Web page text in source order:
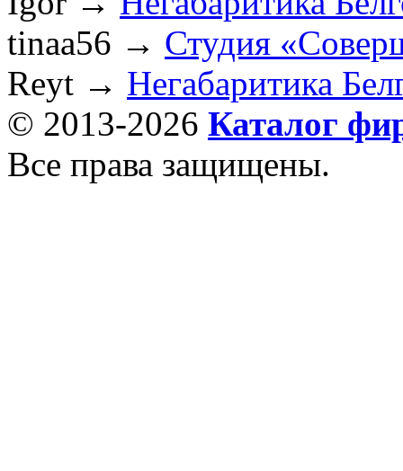
tinaa56 → Студия
Reyt → Негабаритика
© 2013-2026 Каталог
Все права защищены.